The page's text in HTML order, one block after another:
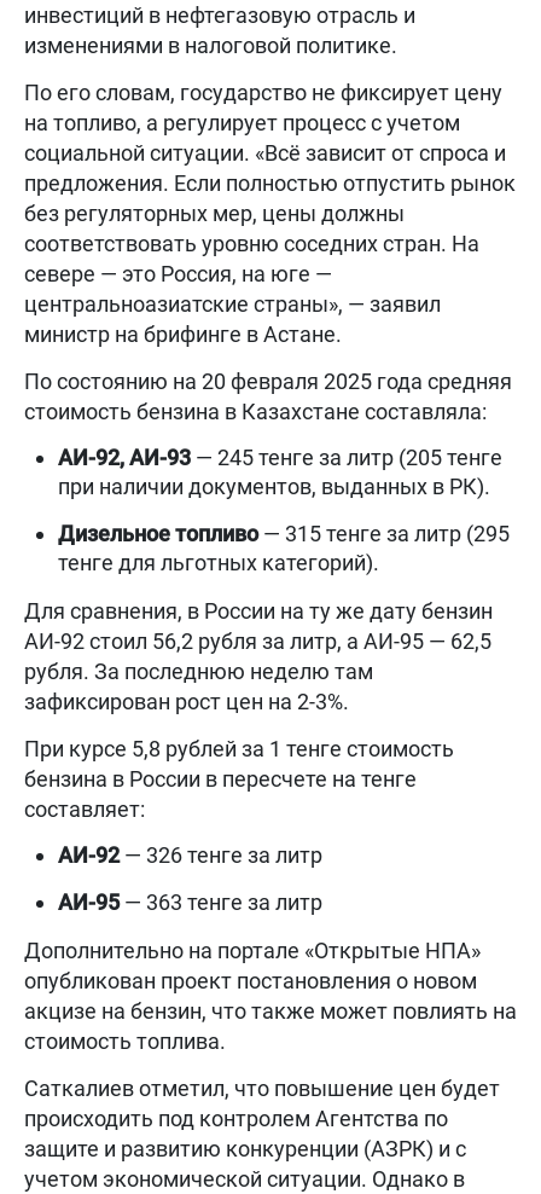
инвестиций в нефтегазовую отрасль и
изменениями в налоговой политике.
По его словам, государство не фиксирует цену
на топливо, а регулирует процесс с учетом
социальной ситуации. «Всё зависит от спроса и
предложения. Если полностью отпустить рынок
без регуляторных мер, цены должны
соответствовать уровню соседних стран. На
севере — это Россия, на юге —
центральноазиатские страны», — заявил
министр на брифинге в Астане.
По состоянию на 20 февраля 2025 года средняя
стоимость бензина в Казахстане составляла:
АИ-92, АИ-93 — 245 тенге за литр (205 тенге
при наличии документов, выданных в РК).
Дизельное топливо— 315 тенге за литр (295
тенге для льготных категорий).
Для сравнения, в России на ту же дату бензин
АИ-92 стоил 56,2 рубля за литр, а АИ-95 — 62,5
рубля. За последнюю неделю там
зафиксирован рост цен на 2-3%.
При курсе 5,8 рублей за 1 тенге стоимость
бензина в России в пересчете на тенге
составляет:
АИ-92— 326 тенге за литр
АИ-95— 363 тенге за литр
Дополнительно на портале «Открытые НПА»
опубликован проект постановления о новом
акцизе на бензин, что также может повлиять на
стоимость топлива.
Саткалиев отметил, что повышение цен будет
происходить под контролем Агентства по
защите и развитию конкуренции (АЗРК) и с
учетом экономической ситуации. Однако в